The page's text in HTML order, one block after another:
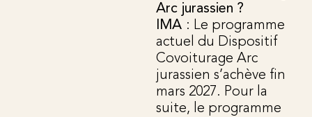
Arc jurassien ?
IMA : Le programme
actuel du Dispositif
Covoiturage Arc
jurassien s’achève fin
mars 2027. Pour la
suite, le programme